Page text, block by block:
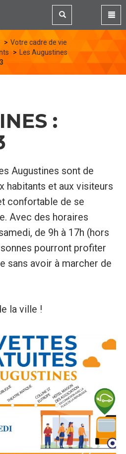
Votre cadre de vie
Les Augustines
:
Augustines sont de
habitants et aux visiteurs
confortable de se
Avec des horaires
de 9h à 17h (hors
pourront profiter
sans avoir à marcher de
la ville !